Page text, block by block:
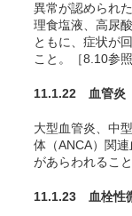
異常が認められ
理食塩液、高尿
ともに、症状が
こと。［8.10参照
11.1.22 血管炎
大型血管炎、中
体（ANCA）関
があらわれること
11.1.23 血栓性